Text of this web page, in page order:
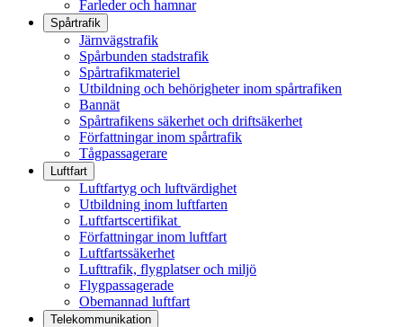
Farleder och hamnar
Spårtrafik
Järnvägstrafik
Spårbunden stadstrafik
Spårtrafikmateriel
Utbildning och behörigheter inom spårtrafiken
Bannät
Spårtrafikens säkerhet och driftsäkerhet
Författningar inom spårtrafik
Tågpassagerare
Luftfart
Luftfartyg och luftvärdighet
Utbildning inom luftfarten
Luftfartscertifikat
Författningar inom luftfart
Luftfartssäkerhet
Lufttrafik, flygplatser och miljö
Flygpassagerade
Obemannad luftfart
Telekommunikation